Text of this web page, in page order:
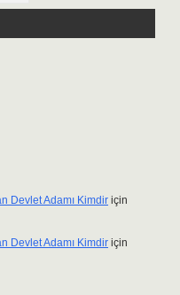
Devlet Adamı Kimdir için
Devlet Adamı Kimdir için